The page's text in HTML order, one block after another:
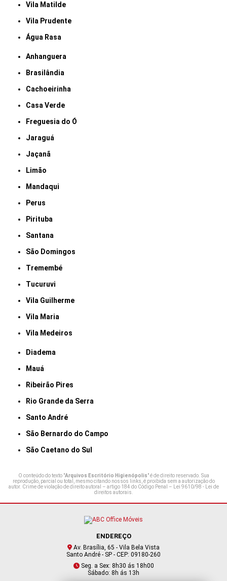
Vila Matilde
Vila Prudente
Água Rasa
Anhanguera
Brasilândia
Cachoeirinha
Casa Verde
Freguesia do Ó
Jaraguá
Jaçanã
Limão
Mandaqui
Perus
Pirituba
Santana
São Domingos
Tremembé
Tucuruvi
Vila Guilherme
Vila Maria
Vila Medeiros
Diadema
Mauá
Ribeirão Pires
Rio Grande da Serra
Santo André
São Bernardo do Campo
São Caetano do Sul
O conteúdo do texto "Arquivos Escritório Higienópolis" é de direito reservado. Sua
reprodução, parcial ou total, mesmo citando nossos links, é proibida sem a autorização do
autor. Crime de violação de direito autoral – artigo 184 do Código Penal – Lei 9610/98 - Lei de
direitos autorais.
ENDEREÇO
Av. Brasília, 65 - Vila Bela Vista
Santo André - SP - CEP: 09180-260
Seg. a Sex: 8h30 ás 18h00
Sábado: 8h ás 13h